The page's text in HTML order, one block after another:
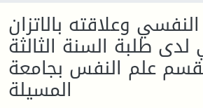
وعلاقته بالاتزان
لدى طلبة السنة الثالثة
علم النفس بجامعة
المسيلة